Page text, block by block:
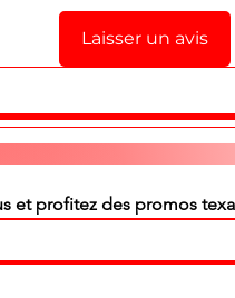
Laisser un avis
et profitez des promos